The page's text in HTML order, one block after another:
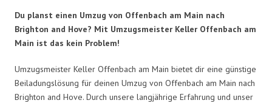
Du planst einen Umzug von Offenbach am Main nach
Brighton and Hove? Mit Umzugsmeister Keller Offenbach am
Main ist das kein Problem!
Umzugsmeister Keller Offenbach am Main bietet dir eine günstige
Beiladungslösung für deinen Umzug von Offenbach am Main nach
Brighton and Hove. Durch unsere langjährige Erfahrung und unser